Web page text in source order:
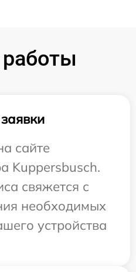
сайте
Kuppersbusch.
свяжется с
необходимых
устройства